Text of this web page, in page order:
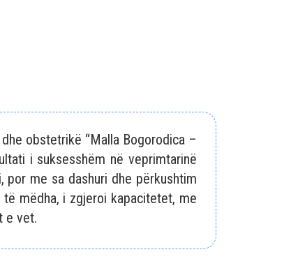
obstetrikë “Malla Bogorodica –
i suksesshëm në veprimtarinë
me sa dashuri dhe përkushtim
mëdha, i zgjeroi kapacitetet, me
e vet.